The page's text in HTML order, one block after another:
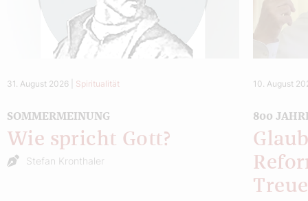
31. August 2026 Spiritualität
SOMMERMEINUNG
Wie spricht Gott?
Stefan Kronthaler
10. August
800
Treue